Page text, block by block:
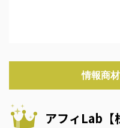
情報商
アフィLab【